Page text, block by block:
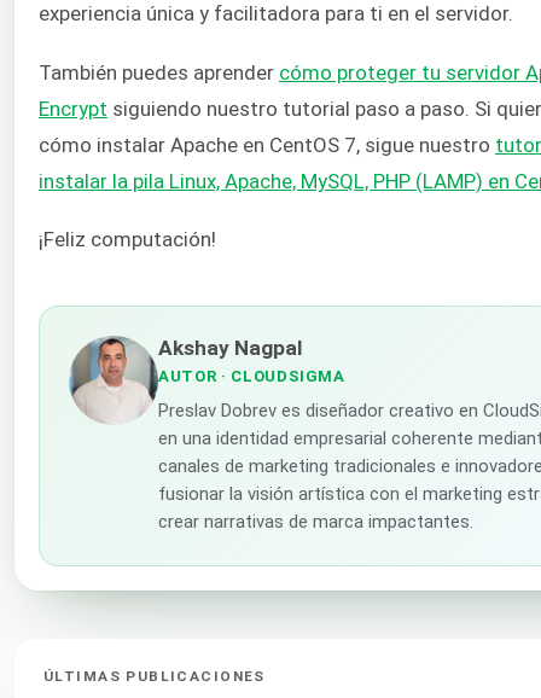
experiencia única y facilitadora para ti en el servidor.
También puedes aprender cómo proteger tu servidor
Encrypt siguiendo nuestro tutorial paso a paso. Si
cómo instalar Apache en CentOS 7, sigue nuestro
instalar la pila Linux, Apache, MySQL, PHP (LAMP) en
¡Feliz computación!
Akshay Nagpal
AUTOR · CLOUDSIGMA
Preslav Dobrev es diseñador creativo en
en una identidad empresarial coherente
canales de marketing tradicionales e
fusionar la visión artística con el marketing
crear narrativas de marca impactantes.
ÚLTIMAS PUBLICACIONES